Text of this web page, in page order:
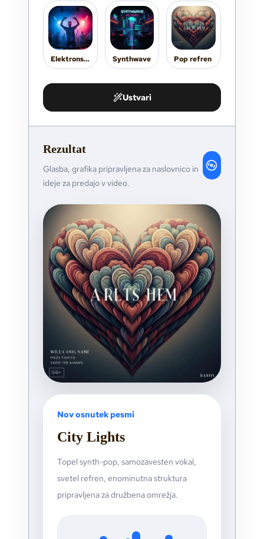
Elektronska Synthwave Pop refren
Ustvari
Rezultat
Glasba, grafika pripravljena za naslovnico in
ideje za predajo v video.
Nov osnutek pesmi
City Lights
Topel synth-pop, samozavesten vokal,
svetel refren, enominutna struktura
pripravljena za družbena omrežja.